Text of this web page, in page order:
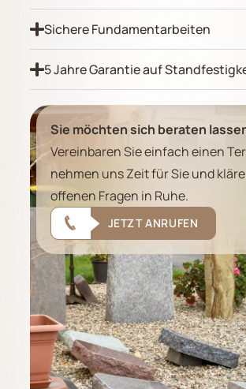
Sichere Fundamentarbeiten
5 Jahre Garantie auf
Sie möchten sich beraten
Vereinbaren Sie einfach einen
nehmen uns Zeit für Sie und
offenen Fragen in Ruhe.
JETZT ANRUFEN